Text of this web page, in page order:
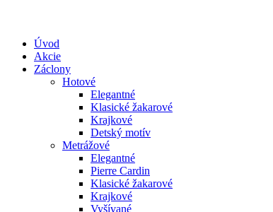
Úvod
Akcie
Záclony
Hotové
Elegantné
Klasické žakarové
Krajkové
Detský motív
Metrážové
Elegantné
Pierre Cardin
Klasické žakarové
Krajkové
Vyšívané